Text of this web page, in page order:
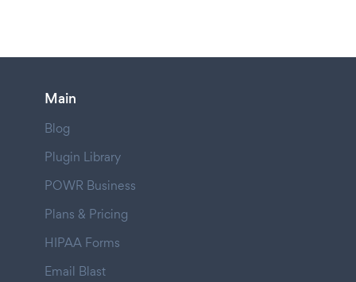
Main
Blog
Plugin Library
POWR Business
Plans & Pricing
HIPAA Forms
Email Blast